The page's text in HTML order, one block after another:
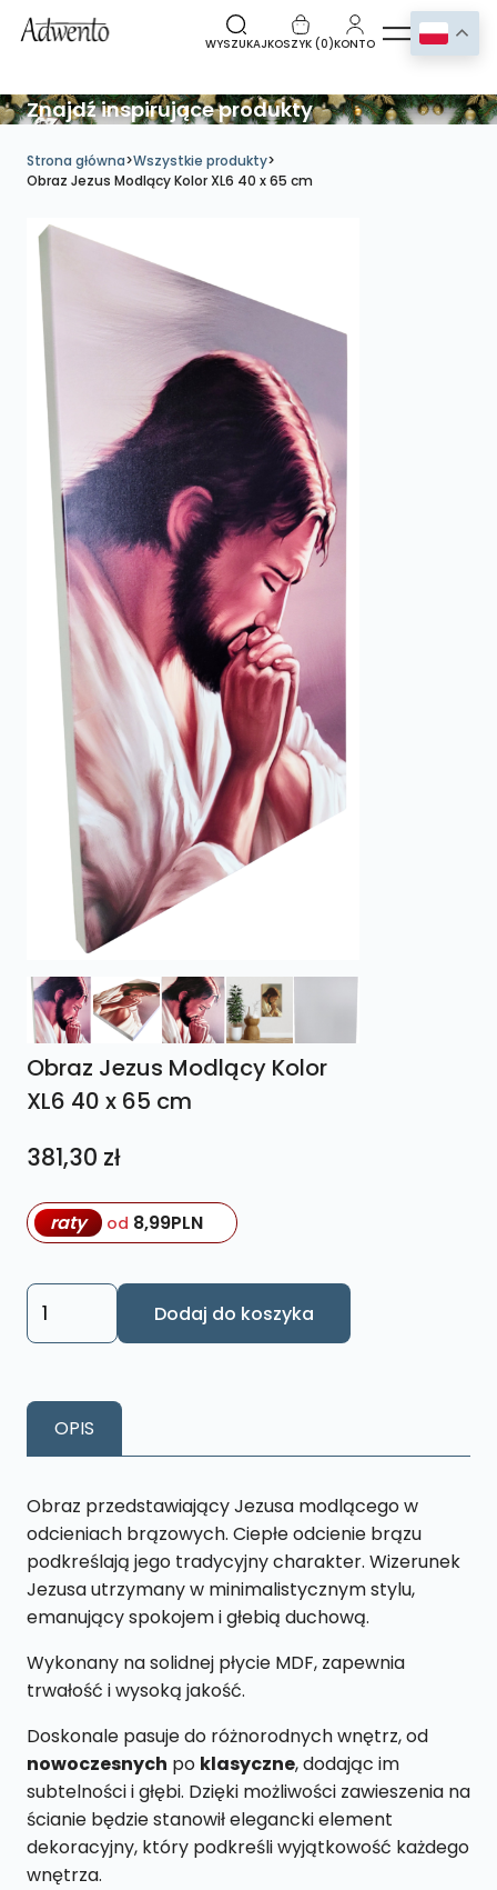
WYSZUKAJKOSZYK (0)KONTO
Znajdź inspirujące produkty
Strona główna>Wszystkie produkty>
Obraz Jezus Modlący Kolor XL6 40 x 65 cm
Obraz Jezus Modlący Kolor
XL6 40 x 65 cm
381,30 zł
raty od 8,99PLN
ilość
Obraz
Kolor
XL6
x
65
cm
Dodaj do koszyka
OPIS
Obraz przedstawiający Jezusa modlącego w
odcieniach brązowych. Ciepłe odcienie brązu
podkreślają jego tradycyjny charakter. Wizerunek
Jezusa utrzymany w minimalistycznym stylu,
emanujący spokojem i głebią duchową.
Wykonany na solidnej płycie MDF, zapewnia
trwałość i wysoką jakość.
Doskonale pasuje do różnorodnych wnętrz, od
nowoczesnych po klasyczne, dodając im
subtelności i głębi. Dzięki możliwości zawieszenia na
ścianie będzie stanowił elegancki element
dekoracyjny, który podkreśli wyjątkowość każdego
wnętrza.